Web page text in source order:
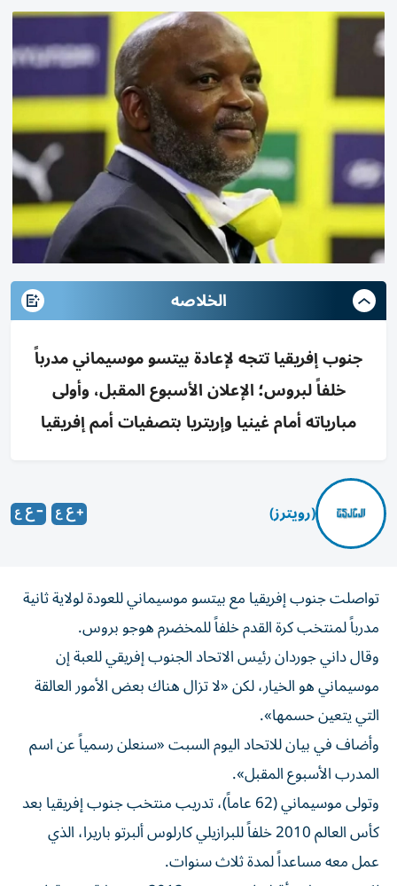
الخلاصه
جنوب إفريقيا تتجه لإعادة بيتسو موسيماني مدرباً
خلفاً لبروس؛ الإعلان الأسبوع المقبل، وأولى
مبارياته أمام غينيا وإريتريا بتصفيات أمم إفريقيا
(رويترز)
تواصلت جنوب إفريقيا مع بيتسو موسيماني للعودة لولاية ثانية
مدرباً لمنتخب كرة القدم خلفاً للمخضرم هوجو ‌بروس.
وقال داني جوردان رئيس الاتحاد الجنوب إفريقي للعبة إن
موسيماني هو ​الخيار، لكن «لا ⁠تزال هناك بعض الأمور العالقة
التي يتعين حسمها».
وأضاف ‌في بيان للاتحاد اليوم ‌السبت «سنعلن رسمياً عن اسم
المدرب الأسبوع المقبل».
وتولى موسيماني (62 عاماً)، تدريب منتخب جنوب إفريقيا بعد
كأس العالم 2010 خلفاً للبرازيلي كارلوس ألبرتو باريرا، ‌الذي
عمل معه مساعداً لمدة ثلاث سنوات.